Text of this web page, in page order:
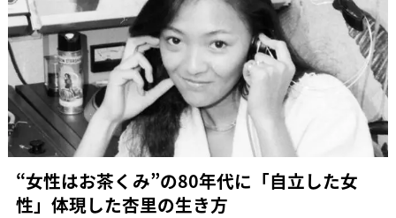
“女性はお茶くみ”の80年代に「自立した女
性」体現した杏里の生き方